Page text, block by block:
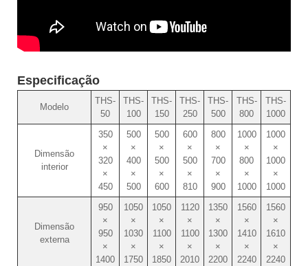
Especificação
Modelo
THS-
50
THS-
100
THS-
150
THS-
250
THS-
500
THS-
800
THS-
1000
Dimensão
interior
350
×
320
×
450
500
×
400
×
500
500
×
500
×
600
600
×
500
×
810
800
×
700
×
900
1000
×
800
×
1000
1000
×
1000
×
1000
Dimensão
externa
950
×
950
×
1400
1050
×
1030
×
1750
1050
×
1100
×
1850
1120
×
1100
×
2010
1350
×
1300
×
2200
1560
×
1410
×
2240
1560
×
1610
×
2240